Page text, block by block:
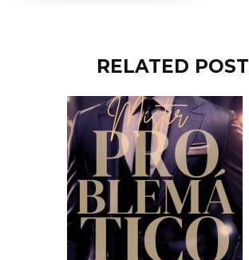
RELATED